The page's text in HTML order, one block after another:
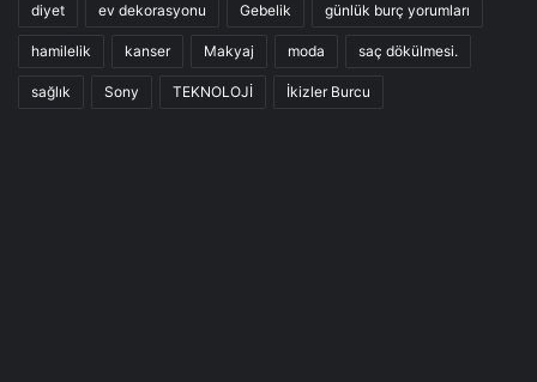
diyet ev dekorasyonu Gebelik günlük burç yorumları
hamilelik kanser Makyaj moda saç dökülmesi.
sağlık Sony TEKNOLOJİ İkizler Burcu